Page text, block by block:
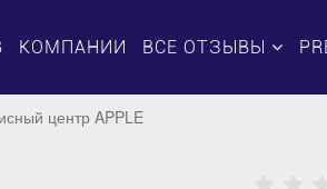
КОМПАНИИ ВСЕ ОТЗЫВЫ
центр APPLE